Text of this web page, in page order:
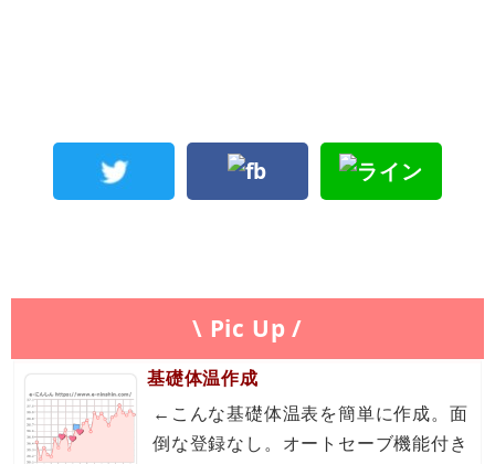
\ Pic Up /
基礎体温作成
←こんな基礎体温表を簡単に作成。面
倒な登録なし。オートセーブ機能付き